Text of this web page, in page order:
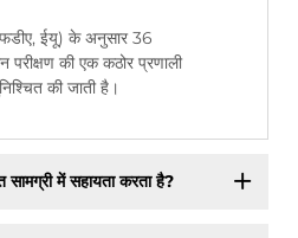
ईयू) के अनुसार 36
की एक कठोर प्रणाली
की जाती है।
में सहायता करता है?